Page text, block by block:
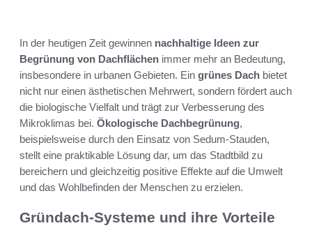
In der heutigen Zeit gewinnen nachhaltige Ideen zur
Begrünung von Dachflächen immer mehr an Bedeutung,
insbesondere in urbanen Gebieten. Ein grünes Dach bietet
nicht nur einen ästhetischen Mehrwert, sondern fördert auch
die biologische Vielfalt und trägt zur Verbesserung des
Mikroklimas bei. Ökologische Dachbegrünung,
beispielsweise durch den Einsatz von Sedum-Stauden,
stellt eine praktikable Lösung dar, um das Stadtbild zu
bereichern und gleichzeitig positive Effekte auf die Umwelt
und das Wohlbefinden der Menschen zu erzielen.
Gründach-Systeme und ihre Vorteile